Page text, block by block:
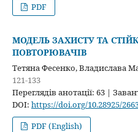
PDF
МОДЕЛЬ ЗАХИСТУ ТА
ПОВТОРЮВАЧІВ
Тетяна Фесенко, Владислава
121-133
Переглядів анотації: 63 |
DOI: https://doi.org/10.28925/
PDF (English)